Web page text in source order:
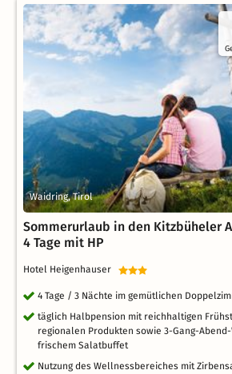
Waidring, Tirol
Sommerurlaub in den Kitzbüheler
4 Tage mit HP
Hotel Heigenhauser
4 Tage / 3 Nächte im gemütlichen
täglich Halbpension mit reichhaltigen
regionalen Produkten sowie 3-Gang-
frischem Salatbuffet
Nutzung des Wellnessbereiches mit